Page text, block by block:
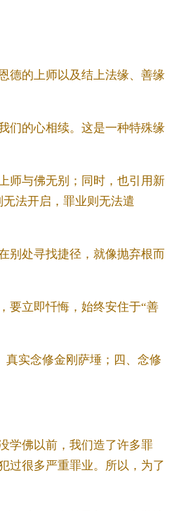
德的上师以及结上法缘、善缘
们的心相续。这是一种特殊缘
师与佛无别；同时，也引用新
法开启，罪业则无法遣
别处寻找捷径，就像抛弃根而
要立即忏悔，始终安住于“善
实念修金刚萨埵；四、念修
学佛以前，我们造了许多罪
过很多严重罪业。所以，为了